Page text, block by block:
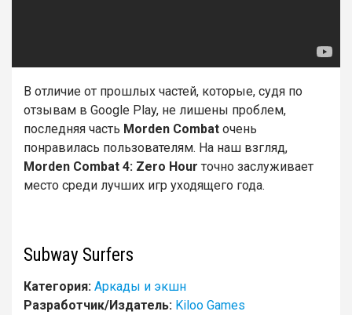
В отличие от прошлых частей, которые, судя по
отзывам в Google Play, не лишены проблем,
последняя часть Morden Combat очень
понравилась пользователям. На наш взгляд,
Morden Combat 4: Zero Hour точно заслуживает
место среди лучших игр уходящего года.
Subway Surfers
Категория: Аркады и экшн
Разработчик/Издатель: Kiloo Games